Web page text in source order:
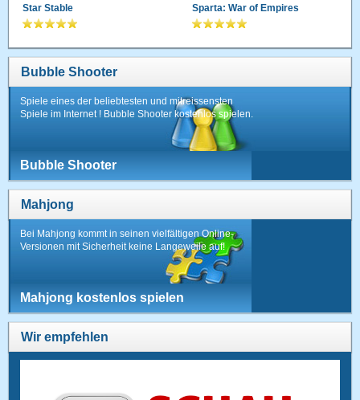
Star Stable Sparta: War of Empires
Bubble Shooter
Spiele eines der beliebtesten und mitreissensten
Spiele im Internet ! Bubble Shooter kostenlos spielen.
Bubble Shooter
Mahjong
Bei Mahjong kommt in seinen vielfältigen Online-
Versionen mit Sicherheit keine Langeweile auf!
Mahjong kostenlos spielen
Wir empfehlen